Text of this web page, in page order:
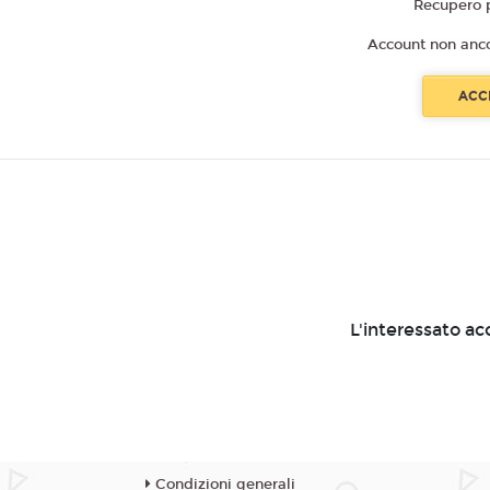
Recupero
Account non
L'interessato
Condizioni generali